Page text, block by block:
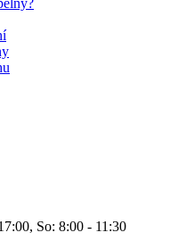
So: 8:00 - 11:30